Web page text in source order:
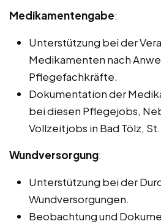
Medikamentengabe:
Unterstützung bei der
Medikamenten nach
Pflegefachkräfte.
Dokumentation der
bei diesen Pflegejobs,
Vollzeitjobs in Bad Tölz, St.
Wundversorgung:
Unterstützung bei der
Wundversorgungen.
Beobachtung und